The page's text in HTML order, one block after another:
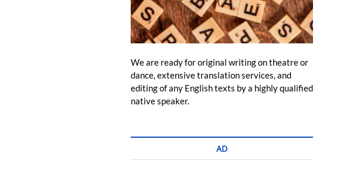
We are ready for original writing on theatre or
dance, extensive translation services, and
editing of any English texts by a highly qualified
native speaker.
AD